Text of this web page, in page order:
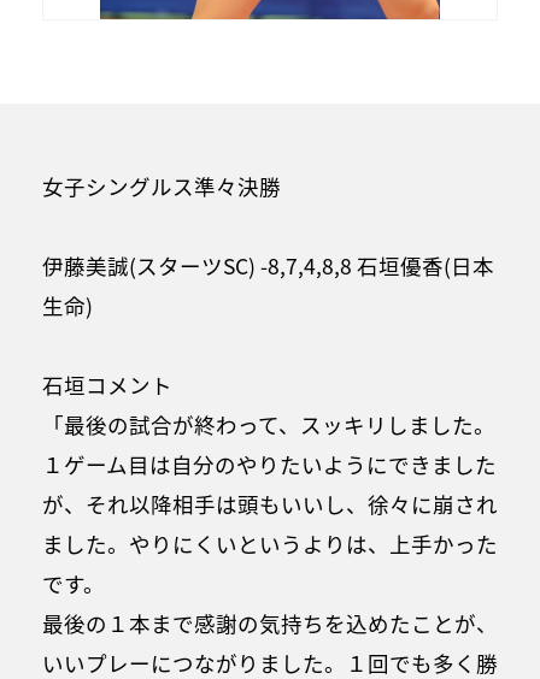
女子シングルス準々決勝
伊藤美誠(スターツSC) -8,7,4,8,8 石垣優香(日本
生命)
石垣コメント
「最後の試合が終わって、スッキリしました。
１ゲーム目は自分のやりたいようにできました
が、それ以降相手は頭もいいし、徐々に崩され
ました。やりにくいというよりは、上手かった
です。
最後の１本まで感謝の気持ちを込めたことが、
いいプレーにつながりました。１回でも多く勝